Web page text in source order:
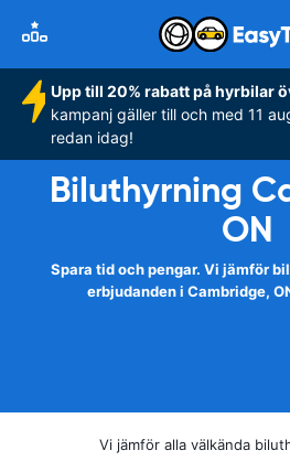
Upp till 20% rabatt på hyrbilar
kampanj gäller till och med 11
redan idag!
Biluthyrning
ON
Spara tid och pengar. Vi jämför
erbjudanden i Cambridge,
Vi jämför alla välkända